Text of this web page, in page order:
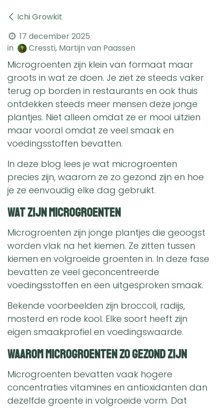
Ichi Growkit
17 december 2025
in
Cressti, Martijn van Paassen
Microgroenten zijn klein van formaat maar
groots in wat ze doen. Je ziet ze steeds vaker
terug op borden in restaurants en ook thuis
ontdekken steeds meer mensen deze jonge
plantjes. Niet alleen omdat ze er mooi uitzien
maar vooral omdat ze veel smaak en
voedingsstoffen bevatten.
In deze blog lees je wat microgroenten
precies zijn, waarom ze zo gezond zijn en hoe
je ze eenvoudig elke dag gebruikt.
Wat zijn microgroenten
Microgroenten zijn jonge plantjes die geoogst
worden vlak na het kiemen. Ze zitten tussen
kiemen en volgroeide groenten in. In deze fase
bevatten ze veel geconcentreerde
voedingsstoffen en een uitgesproken smaak.
Bekende voorbeelden zijn broccoli, radijs,
mosterd en rode kool. Elke soort heeft zijn
eigen smaakprofiel en voedingswaarde.
Waarom microgroenten zo gezond zijn
Microgroenten bevatten vaak hogere
concentraties vitamines en antioxidanten dan
dezelfde groente in volgroeide vorm. Dat